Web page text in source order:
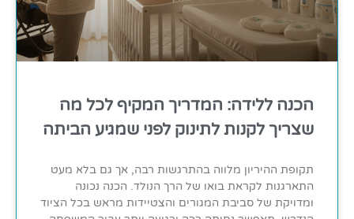
הכנה ללידה: המדריך המקיף לכל מה
שצריך לקנות לתינוק לפני שמגיע הביתה
תקופת ההיריון מלווה בהתרגשות רבה, אך גם בלא מעט
התארגנות לקראת בואו של הרך הנולד. הכנה נכונה
ומדויקת של סביבת המגורים והצטיידות מראש בכל הציוד